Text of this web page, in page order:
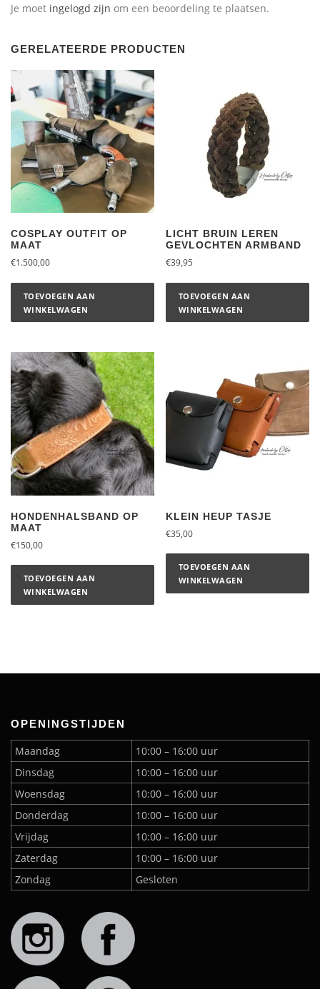
Je moet ingelogd zijn om een beoordeling te plaatsen.
GERELATEERDE PRODUCTEN
COSPLAY OUTFIT OP
MAAT
€1.500,00
TOEVOEGEN AAN
WINKELWAGEN
LICHT BRUIN LEREN
GEVLOCHTEN ARMBAND
€39,95
TOEVOEGEN AAN
WINKELWAGEN
HONDENHALSBAND OP
MAAT
€150,00
TOEVOEGEN AAN
WINKELWAGEN
KLEIN HEUP TASJE
€35,00
TOEVOEGEN AAN
WINKELWAGEN
OPENINGSTIJDEN
Maandag
10:00 – 16:00 uur
Dinsdag
10:00 – 16:00 uur
Woensdag
10:00 – 16:00 uur
Donderdag
10:00 – 16:00 uur
Vrijdag
10:00 – 16:00 uur
Zaterdag
10:00 – 16:00 uur
Zondag
Gesloten